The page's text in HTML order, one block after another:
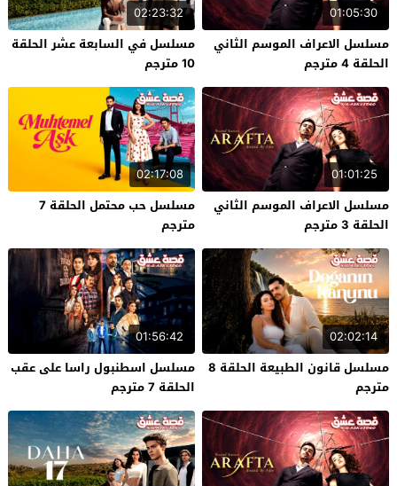
01:05:30
مسلسل الاعراف الموسم الثاني
الحلقة 4 مترجم
02:23:32
مسلسل في السابعة عشر الحلقة
10 مترجم
01:01:25
مسلسل الاعراف الموسم الثاني
الحلقة 3 مترجم
02:17:08
مسلسل حب محتمل الحلقة 7
مترجم
02:02:14
مسلسل قانون الطبيعة الحلقة 8
مترجم
01:56:42
مسلسل اسطنبول راسا على عقب
الحلقة 7 مترجم